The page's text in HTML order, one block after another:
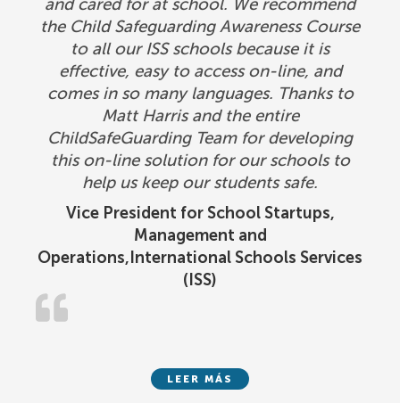
Vice President for School Startups,
Management and
Operations,International Schools Services
(ISS)
the Child Safeguarding Awareness Course
to all our ISS schools because it is
effective, easy to access on-line, and
comes in so many languages. Thanks to
Matt Harris and the entire
ChildSafeGuarding Team for developing
this on-line solution for our schools to
help us keep our students safe.
LEER MÁS